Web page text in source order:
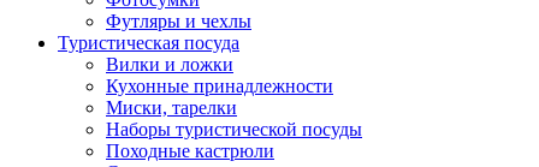
Футляры и чехлы
Туристическая посуда
Вилки и ложки
Кухонные принадлежности
Миски, тарелки
Наборы туристической посуды
Походные кастрюли